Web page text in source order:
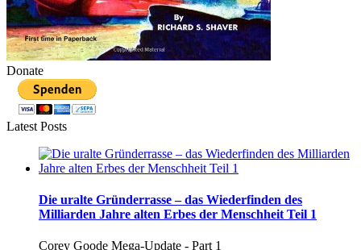
Donate
Latest Posts
Die uralte Gründerrasse – das Wiederfinden des
Milliarden Jahre alten Erbes der Menschheit Teil 1
Corey Goode Mega-Update - Part 1